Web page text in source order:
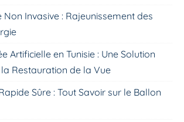
Invasive : Rajeunissement des
Artificielle en Tunisie : Une Solution
Restauration de la Vue
Sûre : Tout Savoir sur le Ballon